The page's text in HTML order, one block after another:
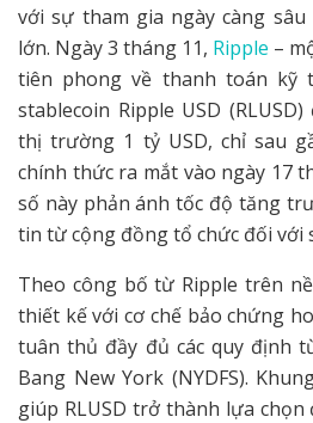
với sự tham gia ngày càng
lớn. Ngày 3 tháng 11, Ripple –
tiên phong về thanh toán kỹ
stablecoin Ripple USD
thị trường 1 tỷ USD, chỉ sau
chính thức ra mắt vào ngày 17
số này phản ánh tốc độ tăng
tin từ cộng đồng tổ chức đối với
Theo công bố từ Ripple trên
thiết kế với cơ chế bảo chứng
tuân thủ đầy đủ các quy định
Bang New York (NYDFS).
giúp RLUSD trở thành lựa chọn